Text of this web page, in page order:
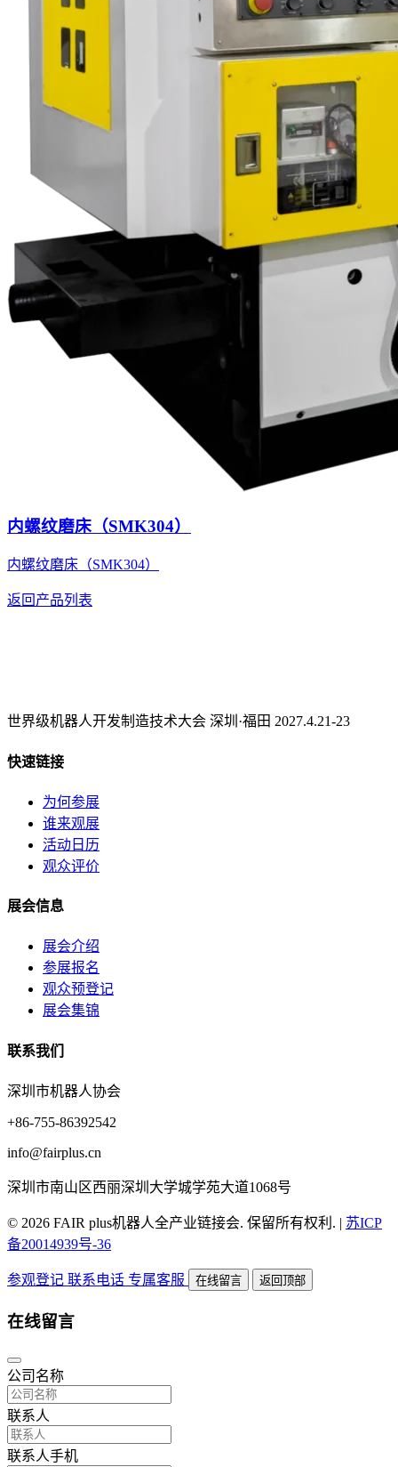
内螺纹磨床（SMK304）
内螺纹磨床（SMK304）
返回产品列表
世界级机器人开发制造技术大会 深圳·福田 2027.4.21-23
快速链接
为何参展
谁来观展
活动日历
观众评价
展会信息
展会介绍
参展报名
观众预登记
展会集锦
联系我们
深圳市机器人协会
+86-755-86392542
info@fairplus.cn
深圳市南山区西丽深圳大学城学苑大道1068号
© 2026 FAIR plus机器人全产业链接会. 保留所有权利. | 苏ICP
备20014939号-36
参观登记 联系电话 专属客服 在线留言 返回顶部
在线留言
公司名称
联系人
联系人手机